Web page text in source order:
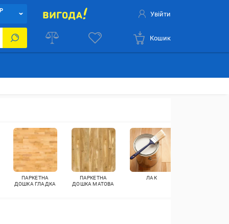
Увійти
Кошик
ПАРКЕТНА
ДОШКА ГЛАДКА
ПАРКЕТНА
ДОШКА МАТОВА
ЛАК